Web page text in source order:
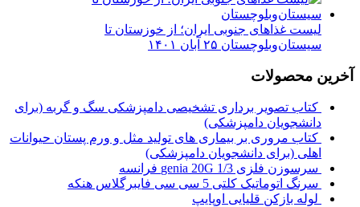
لیست غذاهای جنوبی ایران؛ از خوزستان تا
سیستان‌وبلوچستان ۲۵ آبان ۱۴۰۱
آخرین محصولات
کتاب تصویر برداری تشخیصی دامپزشکی سگ و گربه (برای
دانشجویان دامپزشکی)
کتاب مروری بر بیماری های تولید مثل و ورم پستان حیوانات
اهلی (برای دانشجویان دامپزشکی)
سرسوزن فلزی 1/3 genia 20G فرانسه
سرنگ اتوماتیک کلتی 5 سی سی فایبرگلاس هنکه
لوله بازکن قلیایی اوپایپ